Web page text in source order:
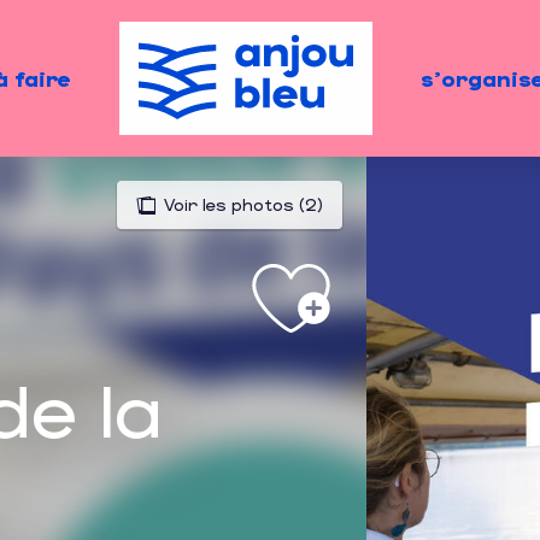
faire
Voir les photos (2)
la